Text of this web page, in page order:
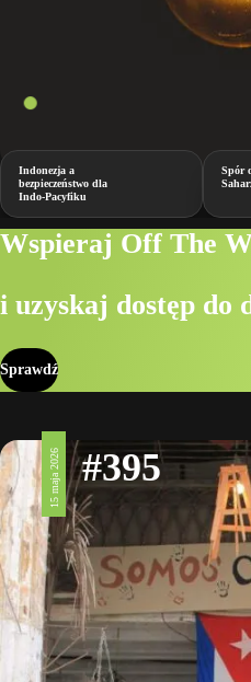
Indonezja a
bezpieczeństwo dla
Indo-Pacyfiku
Spór
Wspieraj Off The
i uzyskaj dostęp do
Sprawdź
15 maja 2026 #395